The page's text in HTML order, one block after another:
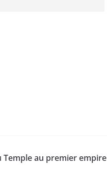
Temple au premier empire